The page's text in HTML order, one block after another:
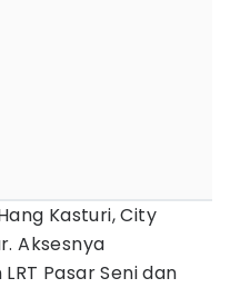
Kasturi, City
Aksesnya
Pasar Seni dan